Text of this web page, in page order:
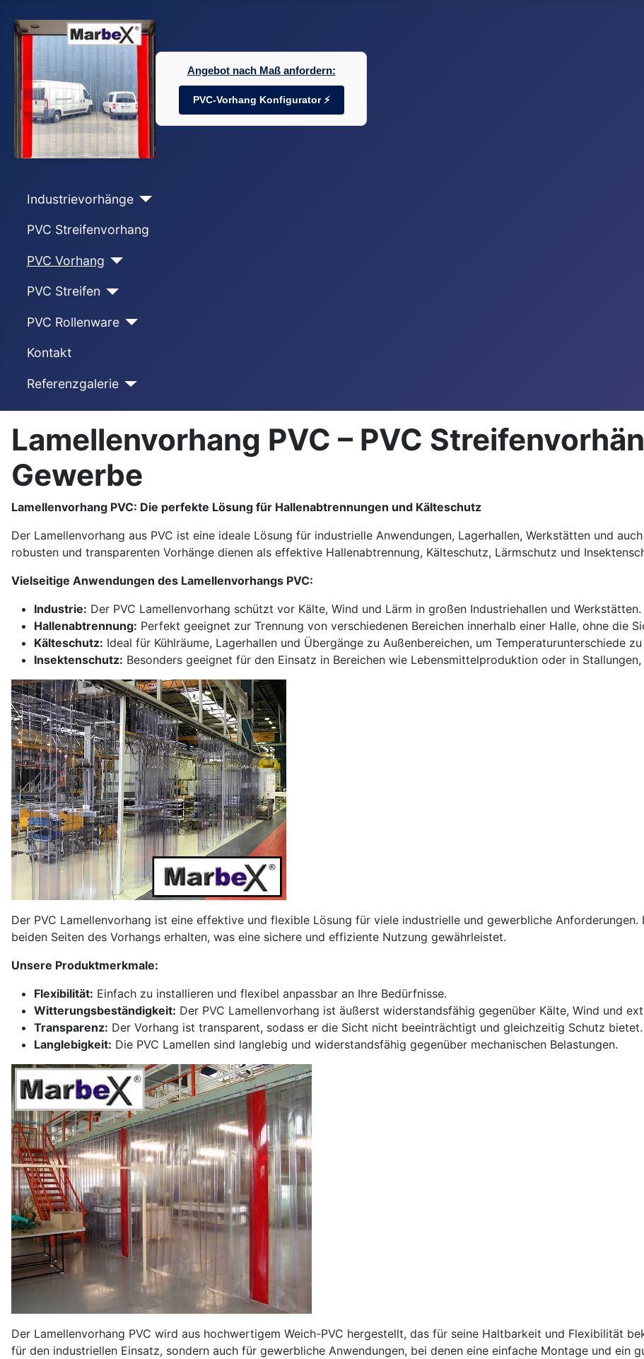
Angebot nach Maß anfordern:
PVC-Vorhang Konfigurator ⚡
Industrievorhänge
PVC Streifenvorhang
PVC Vorhang
PVC Streifen
PVC Rollenware
Kontakt
Referenzgalerie
Lamellenvorhang PVC – PVC
Gewerbe
Lamellenvorhang PVC: Die perfekte Lösung für Hallenabtrennungen und Kälteschutz
Der Lamellenvorhang aus PVC ist eine ideale Lösung für industrielle Anwendungen, Lagerhallen, Werkstätten und
robusten und transparenten Vorhänge dienen als effektive Hallenabtrennung, Kälteschutz, Lärmschutz und
Vielseitige Anwendungen des Lamellenvorhangs PVC:
Industrie: Der PVC Lamellenvorhang schützt vor Kälte, Wind und Lärm in großen Industriehallen und Werkstätten.
Hallenabtrennung: Perfekt geeignet zur Trennung von verschiedenen Bereichen innerhalb einer Halle, ohne die
Kälteschutz: Ideal für Kühlräume, Lagerhallen und Übergänge zu Außenbereichen, um Temperaturunterschiede
Insektenschutz: Besonders geeignet für den Einsatz in Bereichen wie Lebensmittelproduktion oder in
Der PVC Lamellenvorhang ist eine effektive und flexible Lösung für viele industrielle und gewerbliche
beiden Seiten des Vorhangs erhalten, was eine sichere und effiziente Nutzung gewährleistet.
Unsere Produktmerkmale:
Flexibilität: Einfach zu installieren und flexibel anpassbar an Ihre Bedürfnisse.
Witterungsbeständigkeit: Der PVC Lamellenvorhang ist äußerst widerstandsfähig gegenüber Kälte, Wind und
Transparenz: Der Vorhang ist transparent, sodass er die Sicht nicht beeinträchtigt und gleichzeitig Schutz bietet.
Langlebigkeit: Die PVC Lamellen sind langlebig und widerstandsfähig gegenüber mechanischen Belastungen.
Der Lamellenvorhang PVC wird aus hochwertigem Weich-PVC hergestellt, das für seine Haltbarkeit und Flexibilität
für den industriellen Einsatz, sondern auch für gewerbliche Anwendungen, bei denen eine einfache Montage und ein